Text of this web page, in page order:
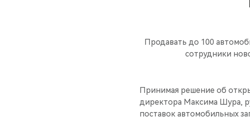
Продавать до 100
сотрудники
Принимая решение об
директора Максима Шура,
поставок автомобильных